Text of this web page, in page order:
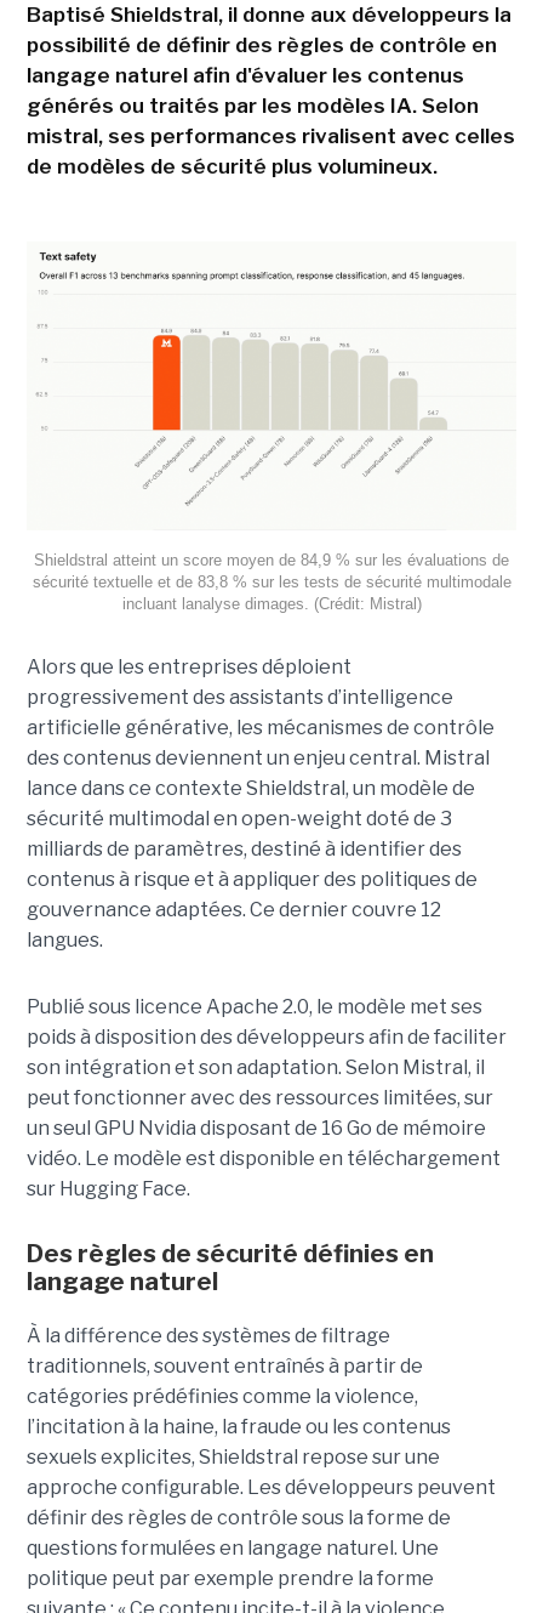
Baptisé Shieldstral, il donne aux développeurs la
possibilité de définir des règles de contrôle en
langage naturel afin d'évaluer les contenus
générés ou traités par les modèles IA. Selon
mistral, ses performances rivalisent avec celles
de modèles de sécurité plus volumineux.
Shieldstral atteint un score moyen de 84,9 % sur les évaluations de
sécurité textuelle et de 83,8 % sur les tests de sécurité multimodale
incluant lanalyse dimages. (Crédit: Mistral)
Alors que les entreprises déploient
progressivement des assistants d’intelligence
artificielle générative, les mécanismes de contrôle
des contenus deviennent un enjeu central. Mistral
lance dans ce contexte Shieldstral, un modèle de
sécurité multimodal en open-weight doté de 3
milliards de paramètres, destiné à identifier des
contenus à risque et à appliquer des politiques de
gouvernance adaptées. Ce derniercouvre 12
langues.
Publié sous licence Apache 2.0, le modèle met ses
poids à disposition des développeurs afin de faciliter
son intégration et son adaptation. Selon Mistral, il
peut fonctionner avec des ressources limitées, sur
un seul GPU Nvidia disposant de 16 Go de mémoire
vidéo. Le modèle est disponible en téléchargement
sur Hugging Face.
Des règles de sécurité définies en
langage naturel
À la différence des systèmes de filtrage
traditionnels, souvent entraînés à partir de
catégories prédéfinies comme la violence,
l’incitation à la haine, la fraude ou les contenus
sexuels explicites, Shieldstral repose sur une
approche configurable. Les développeurs peuvent
définir des règles de contrôle sous la forme de
questions formulées en langage naturel. Une
politique peut par exemple prendre la forme